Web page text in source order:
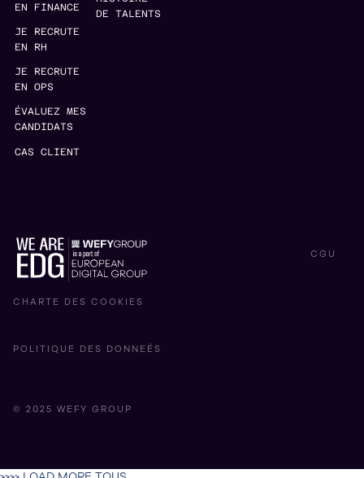
EN FINANCE
JE RECRUTE
EN RH
JE RECRUTE
EN OPS
ÉVALUEZ MES
CANDIDATS
CAS CLIENT
DE TALENTS
© 2025 WEFY GROUP
CHARTE DES COOKIES
POLITIQUE DES DONNEÉS
CGU